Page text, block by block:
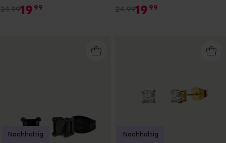
Rot
24.9919 99 24.9919 99
Nachhaltig Nachhaltig